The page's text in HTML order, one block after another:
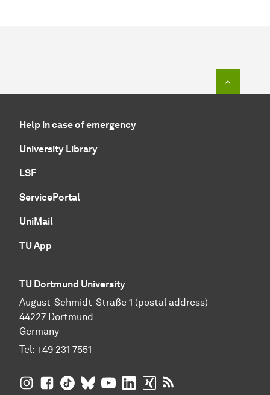
Help in case of emergency
University Library
LSF
ServicePortal
UniMail
TU App
TU Dortmund University
August-Schmidt-Straße 1 (postal address)
44227 Dortmund
Germany
Tel: +49 231 7551
TU Dortmund University on Instagram
TU Dortmund University on Facebook
TU Dortmund University on TikTok
TU Dortmund University on BlueSky
TU Dortmund University on
TU Dortmund University on
TU Dortmund University